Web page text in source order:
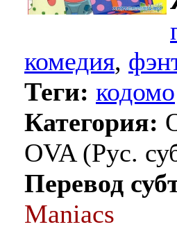
комедия,
Теги: кодомо
Категория:
OVA (Рус.
Перевод
Maniacs